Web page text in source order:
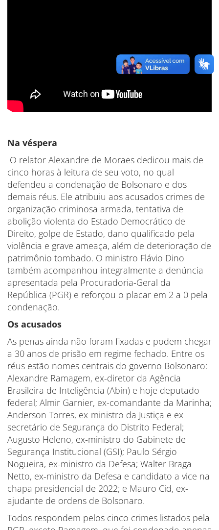
Na véspera
O relator Alexandre de Moraes dedicou mais de
cinco horas à leitura de seu voto, no qual
defendeu a condenação de Bolsonaro e dos
demais réus. Ele atribuiu aos acusados crimes de
organização criminosa armada, tentativa de
abolição violenta do Estado Democrático de
Direito, golpe de Estado, dano qualificado pela
violência e grave ameaça, além de deterioração de
patrimônio tombado. O ministro Flávio Dino
também acompanhou integralmente a denúncia
apresentada pela Procuradoria-Geral da
República (PGR) e reforçou o placar em 2 a 0 pela
condenação.
Os acusados
As penas ainda não foram fixadas e podem chegar
a 30 anos de prisão em regime fechado. Entre os
réus estão nomes centrais do governo Bolsonaro:
Alexandre Ramagem, ex-diretor da Agência
Brasileira de Inteligência (Abin) e hoje deputado
federal; Almir Garnier, ex-comandante da Marinha;
Anderson Torres, ex-ministro da Justiça e ex-
secretário de Segurança do Distrito Federal;
Augusto Heleno, ex-ministro do Gabinete de
Segurança Institucional (GSI); Paulo Sérgio
Nogueira, ex-ministro da Defesa; Walter Braga
Netto, ex-ministro da Defesa e candidato a vice na
chapa presidencial de 2022; e Mauro Cid, ex-
ajudante de ordens de Bolsonaro.
Todos respondem pelos cinco crimes listados pela